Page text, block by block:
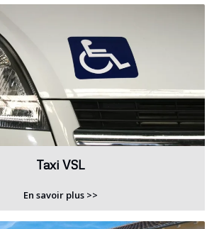
Taxi VSL
En savoir plus >>